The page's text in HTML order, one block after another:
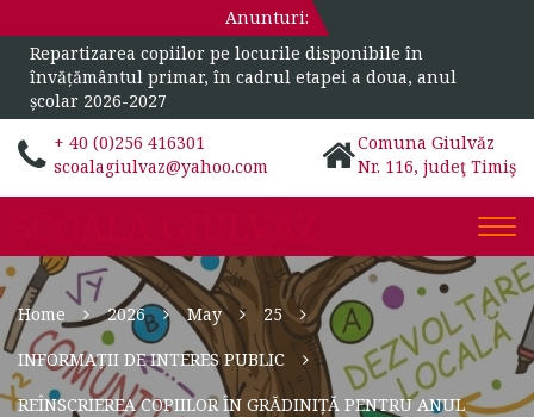
Anunturi:
Repartizarea copiilor pe locurile disponibile în
învățământul primar, în cadrul etapei a doua, anul
școlar 2026-2027
+ 40 (0)256 416301
scoalagiulvaz@yahoo.com
Comuna Giulvăz
Nr. 116, judeţ Timiş
Home 2026 May
25
INFORMAȚII DE INTERES PUBLIC
REÎNSCRIEREA COPIILOR ÎN GRĂDINIȚĂ PENTRU ANUL